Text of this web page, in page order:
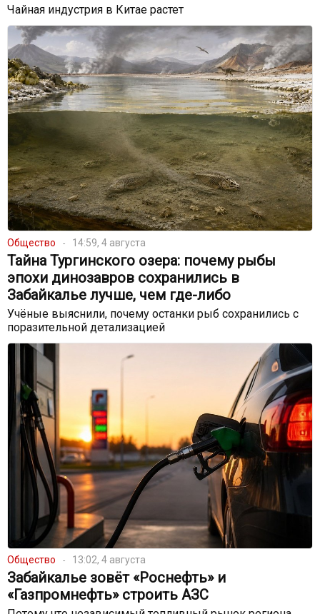
Чайная индустрия в Китае растет
Общество 14:59, 4 августа
Тайна Тургинского озера: почему рыбы
эпохи динозавров сохранились в
Забайкалье лучше, чем где-либо
Учёные выяснили, почему останки рыб сохранились с
поразительной детализацией
Общество 13:02, 4 августа
Забайкалье зовёт «Роснефть» и
«Газпромнефть» строить АЗС